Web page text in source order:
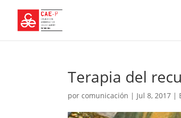
Terapia del
porcomunicación | Jul 8, 2017 |